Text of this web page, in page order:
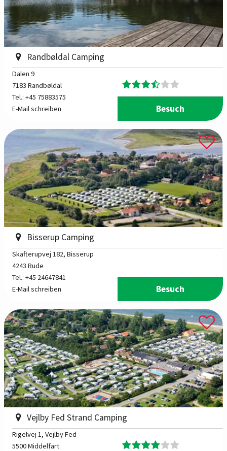
Randbøldal Camping
Dalen 9
7183 Randbøldal
Tel.: +45 75883575
E-Mail schreiben
Besuch
Bisserup Camping
Skafterupvej 182, Bisserup
4243 Rude
Tel.: +45 24647841
E-Mail schreiben
Besuch
Vejlby Fed Strand Camping
Rigelvej 1, Vejlby Fed
5500 Middelfart